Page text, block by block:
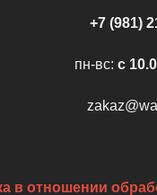
+7 (981)
пн-вс: c
в отношении